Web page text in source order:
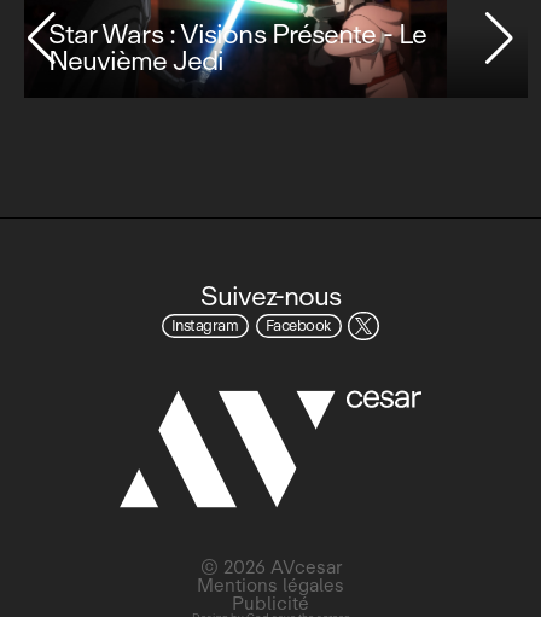
Star Wars : Visions Présente - Le
Neuvième Jedi
Suivez-nous
Instagram Facebook
© 2026 AVcesar
Mentions légales
Publicité